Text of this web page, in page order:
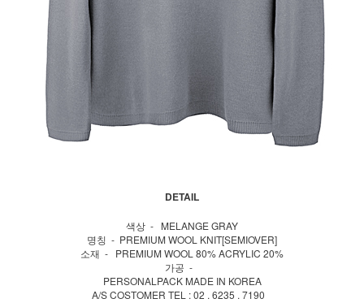
DETAIL
색상 - MELANGE GRAY
명칭 - PREMIUM WOOL KNIT[SEMIOVER]
소재 - PREMIUM WOOL 80% ACRYLIC 20%
가공 -
PERSONALPACK MADE IN KOREA
A/S COSTOMER TEL : 02 . 6235 . 7190